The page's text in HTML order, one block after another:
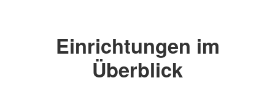
Einrichtungen im
Überblick